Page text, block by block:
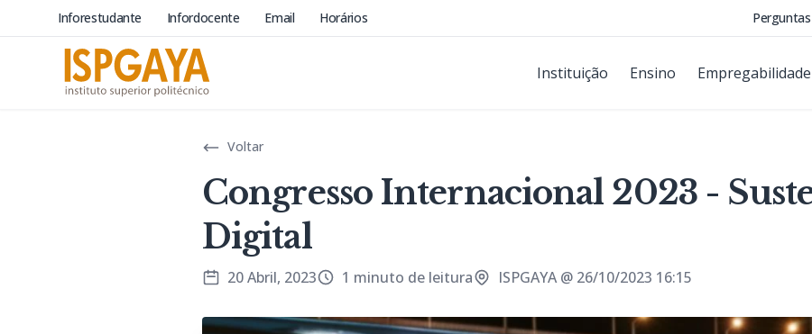
Inforestudante Infordocente Email Horários
Instituição Ensino Empregabilidade
Voltar
Congresso Internacional 2023 -
Digital
20 Abril, 2023 1 minuto de leitura ISPGAYA @ 26/10/2023 16:15